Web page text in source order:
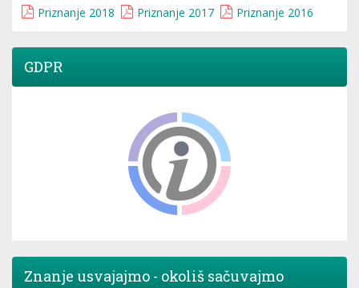
Priznanje 2018
Priznanje 2017 Priznanje 2016
GDPR
Znanje usvajajmo - okoliš sačuvajmo